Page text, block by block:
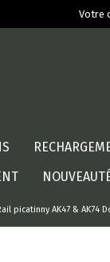
Votre
picatinny AK47 & AK74